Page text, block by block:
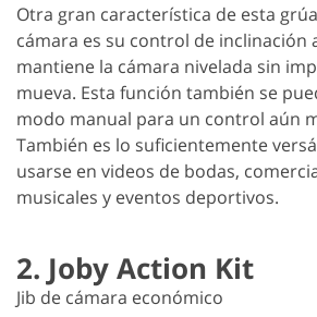
Otra gran característica de esta
cámara es su control de inclinación
mantiene la cámara nivelada sin
mueva. Esta función también se
modo manual para un control aún
También es lo suficientemente
usarse en videos de bodas,
musicales y eventos deportivos.
2. Joby Action Kit
Jib de cámara económico